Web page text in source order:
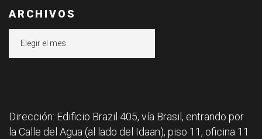
ARCHIVOS
Dirección: Edificio Brazil 405, vía Brasil, entrando por
la Calle del Agua (al lado del Idaan), piso 11, oficina 11